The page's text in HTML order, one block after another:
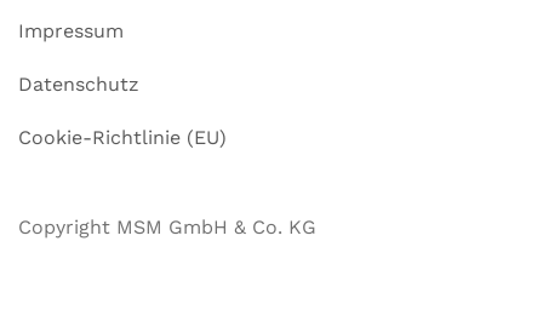
Impressum
Datenschutz
Cookie-Richtlinie (EU)
Copyright MSM GmbH & Co. KG